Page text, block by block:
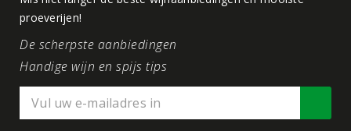
proeverijen!
De scherpste aanbiedingen
Handige wijn en spijs tips